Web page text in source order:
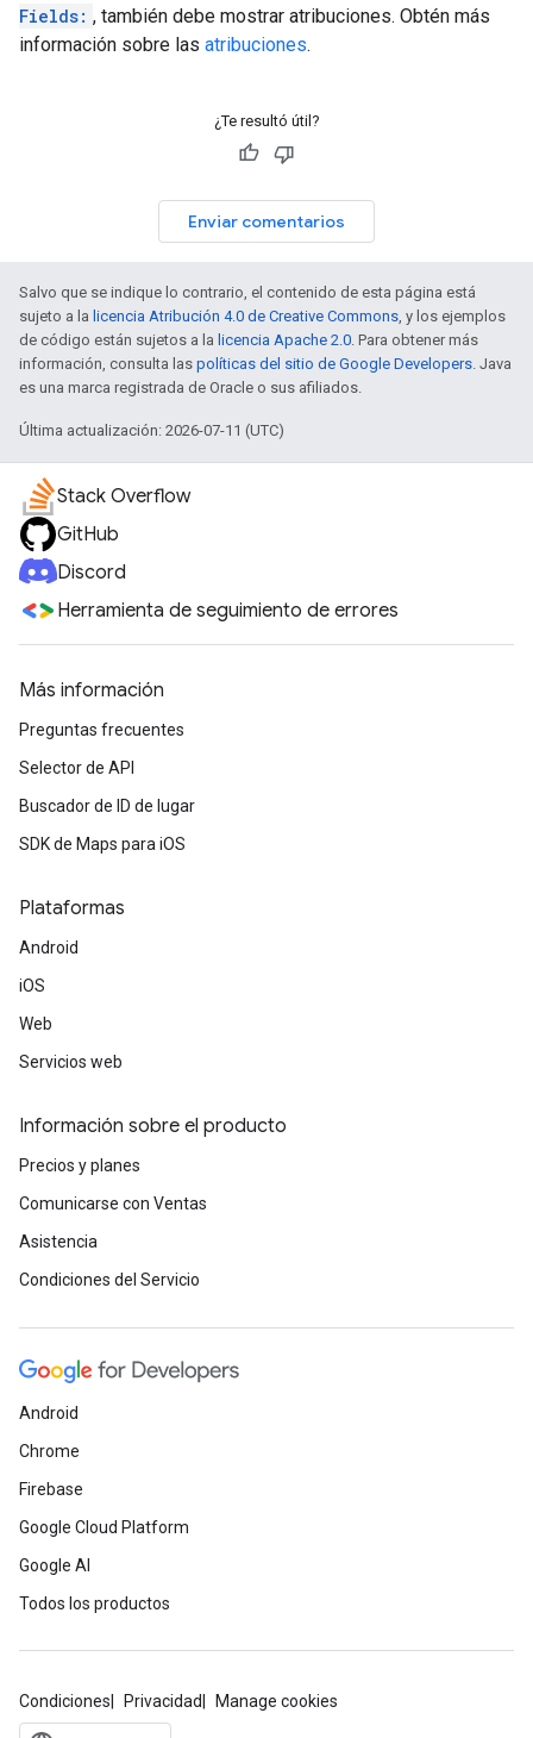
Fields: , también debe mostrar atribuciones. Obtén más
información sobre las atribuciones.
¿Te resultó útil?
Enviar comentarios
Salvo que se indique lo contrario, el contenido de esta página está
sujeto a la licencia Atribución 4.0 de Creative Commons, y los ejemplos
de código están sujetos a la licencia Apache 2.0. Para obtener más
información, consulta las políticas del sitio de Google Developers. Java
es una marca registrada de Oracle o sus afiliados.
Última actualización: 2026-07-11 (UTC)
Stack Overflow
GitHub
Discord
Herramienta de seguimiento de errores
Más información
Preguntas frecuentes
Selector de API
Buscador de ID de lugar
SDK de Maps para iOS
Plataformas
Android
iOS
Web
Servicios web
Información sobre el producto
Precios y planes
Comunicarse con Ventas
Asistencia
Condiciones del Servicio
Android
Chrome
Firebase
Google Cloud Platform
Google AI
Todos los productos
Condiciones Privacidad Manage cookies